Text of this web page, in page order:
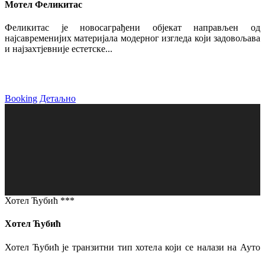
Мотел Феликитас
Феликитас је новосаграђени објекат направљен од
најсавременијих материјала модерног изгледа који задовољава
и најзахтјевније естетске...
Booking Детаљно
Хотел Ћубић ***
Хотел Ћубић
Хотел Ћубић је транзитни тип хотела који се налази на Ауто